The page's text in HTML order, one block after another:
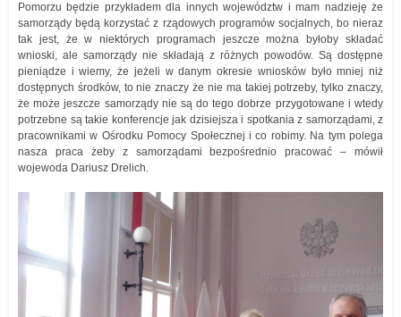
Pomorzu będzie przykładem dla innych województw i mam nadzieję że
samorządy będą korzystać z rządowych programów socjalnych, bo nieraz
tak jest, że w niektórych programach jeszcze można byłoby składać
wnioski, ale samorządy nie składają z różnych powodów. Są dostępne
pieniądze i wiemy, że jeżeli w danym okresie wniosków było mniej niż
dostępnych środków, to nie znaczy że nie ma takiej potrzeby, tylko znaczy,
że może jeszcze samorządy nie są do tego dobrze przygotowane i wtedy
potrzebne są takie konferencje jak dzisiejsza i spotkania z samorządami, z
pracownikami w Ośrodku Pomocy Społecznej i co robimy. Na tym polega
nasza praca żeby z samorządami bezpośrednio pracować – mówił
wojewoda Dariusz Drelich.